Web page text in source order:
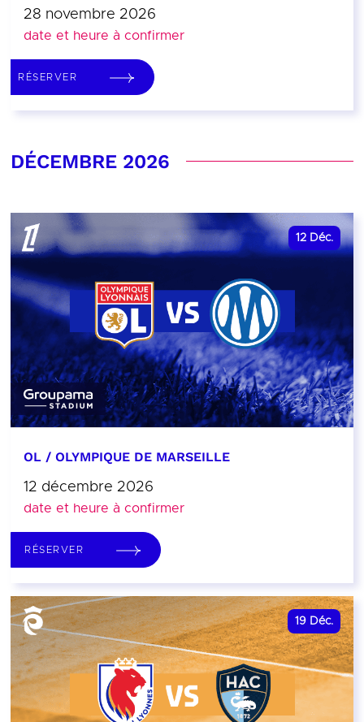
28 novembre 2026
date et heure à confirmer
RÉSERVER
DÉCEMBRE 2026
12 Déc.
OL / OLYMPIQUE DE MARSEILLE
12 décembre 2026
date et heure à confirmer
RÉSERVER
19 Déc.